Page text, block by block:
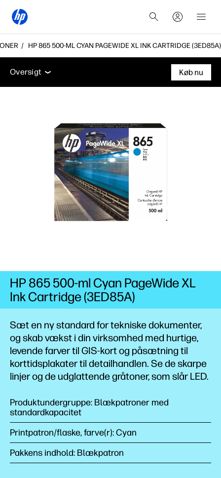
HP 865 500-ML CYAN PAGEWIDE XL INK CARTRIDGE (3ED85A)
Oversigt
Support
Oversigt
Køb nu
Sæt en ny standard for tekniske dokumenter,
og skab vækst i din virksomhed med hurtige,
levende farver til GIS-kort og påsætning til
korttidsplakater til detailhandlen. Se de skarpe
linjer og de udglattende gråtoner, som slårLED.
Produktundergruppe: Blækpatroner med
standardkapacitet
Printpatron/flaske, farve(r): Cyan
Pakkens indhold: Blækpatron
HP 865 500-ml Cyan PageWide XL
Ink Cartridge (3ED85A)